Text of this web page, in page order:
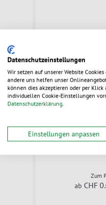
Holz-
Zum
ab CHF
Datenschutzeinstellungen
Wir setzen auf unserer Website
andere uns helfen unser
können dies akzeptieren oder per
individuellen Cookie-Einstellungen
Datenschutzerklärung.
Einstellungen anpassen